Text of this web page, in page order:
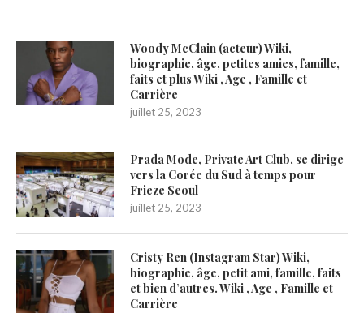
Woody McClain (acteur) Wiki,
biographie, âge, petites amies, famille,
faits et plus Wiki , Age , Famille et
Carrière
juillet 25, 2023
Prada Mode, Private Art Club, se dirige
vers la Corée du Sud à temps pour
Frieze Seoul
juillet 25, 2023
Cristy Ren (Instagram Star) Wiki,
biographie, âge, petit ami, famille, faits
et bien d’autres. Wiki , Age , Famille et
Carrière